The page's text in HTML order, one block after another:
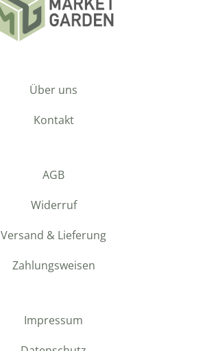
Über uns
Kontakt
AGB
Widerruf
Versand & Lieferung
Zahlungsweisen
Impressum